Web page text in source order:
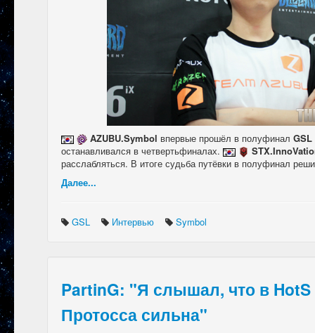
AZUBU.Symbol впервые прошёл в полуфинал GSL
останавливался в четвертьфиналах.
расслабляться. В итоге судьба путёвки в полуфинал
Далее...
GSL Интервью Symbol
PartinG: "Я слышал, что в HotS
Протосса сильна"